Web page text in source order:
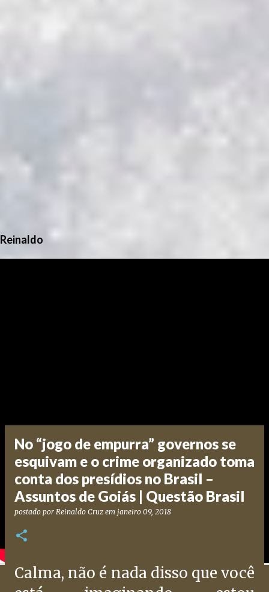
Reinaldo
No “jogo de empurra” governos se
esquivam e o crime organizado toma
conta dos presídios no Brasil –
Assuntos de Goiás | Questão Brasil
postado por Reinaldo Cruz em janeiro 09, 2018
Calma, não é nada disso que você